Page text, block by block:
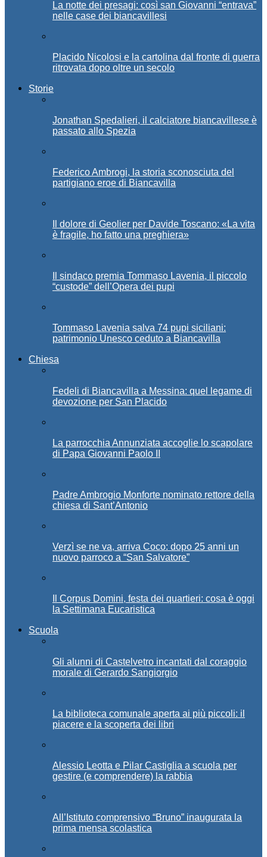
La notte dei presagi: così san Giovanni “entrava”
nelle case dei biancavillesi
Placido Nicolosi e la cartolina dal fronte di guerra
ritrovata dopo oltre un secolo
Storie
Jonathan Spedalieri, il calciatore biancavillese è
passato allo Spezia
Federico Ambrogi, la storia sconosciuta del
partigiano eroe di Biancavilla
Il dolore di Geolier per Davide Toscano: «La vita
è fragile, ho fatto una preghiera»
Il sindaco premia Tommaso Lavenia, il piccolo
“custode” dell’Opera dei pupi
Tommaso Lavenia salva 74 pupi siciliani:
patrimonio Unesco ceduto a Biancavilla
Chiesa
Fedeli di Biancavilla a Messina: quel legame di
devozione per San Placido
La parrocchia Annunziata accoglie lo scapolare
di Papa Giovanni Paolo II
Padre Ambrogio Monforte nominato rettore della
chiesa di Sant’Antonio
Verzì se ne va, arriva Coco: dopo 25 anni un
nuovo parroco a “San Salvatore”
Il Corpus Domini, festa dei quartieri: cosa è oggi
la Settimana Eucaristica
Scuola
Gli alunni di Castelvetro incantati dal coraggio
morale di Gerardo Sangiorgio
La biblioteca comunale aperta ai più piccoli: il
piacere e la scoperta dei libri
Alessio Leotta e Pilar Castiglia a scuola per
gestire (e comprendere) la rabbia
All’Istituto comprensivo “Bruno” inaugurata la
prima mensa scolastica